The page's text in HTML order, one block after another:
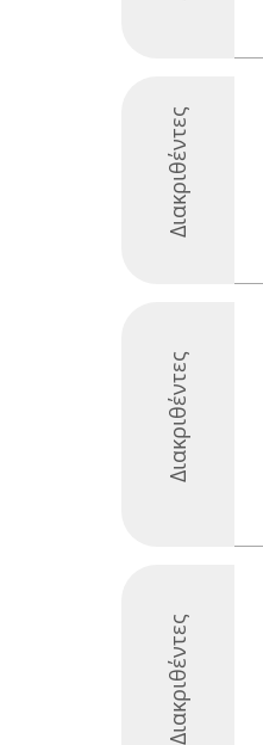
Διακριθέντες
Διακριθέντες
Διακριθέντες